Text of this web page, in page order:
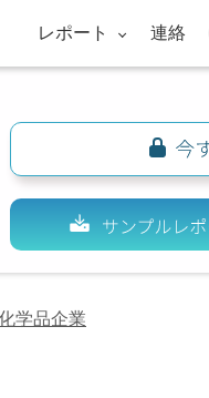
レポート 連絡
学品企業